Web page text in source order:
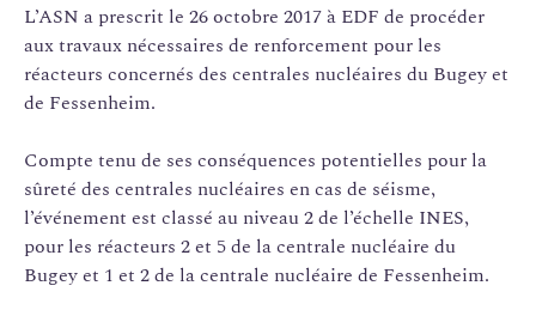
L’ASN a prescrit le 26 octobre 2017 à EDF de procéder
aux travaux nécessaires de renforcement pour les
réacteurs concernés des centrales nucléaires du Bugey et
de Fessenheim.
Compte tenu de ses conséquences potentielles pour la
sûreté des centrales nucléaires en cas de séisme,
l’événement est classé au niveau 2 de l’échelle INES,
pour les réacteurs 2 et 5 de la centrale nucléaire du
Bugey et 1 et 2 de la centrale nucléaire de Fessenheim.